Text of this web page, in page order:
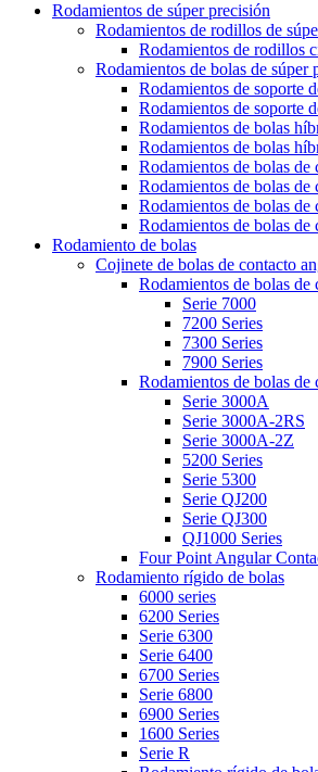
Rodamientos de súper precisión
Rodamientos de rodillos de
Rodamientos de rodillos
Rodamientos de bolas de súper
Rodamientos de soporte
Rodamientos de soporte
Rodamientos de bolas
Rodamientos de bolas
Rodamientos de bolas
Rodamientos de bolas
Rodamientos de bolas
Rodamientos de bolas de
Rodamiento de bolas
Cojinete de bolas de contacto
Rodamientos de bolas
Serie 7000
7200 Series
7300 Series
7900 Series
Rodamientos de bolas
Serie 3000A
Serie 3000A-2RS
Serie 3000A-2Z
5200 Series
Serie 5300
Serie QJ200
Serie QJ300
QJ1000 Series
Four Point Angular
Rodamiento rígido de bolas
6000 series
6200 Series
Serie 6300
Serie 6400
6700 Series
Serie 6800
6900 Series
1600 Series
Serie R